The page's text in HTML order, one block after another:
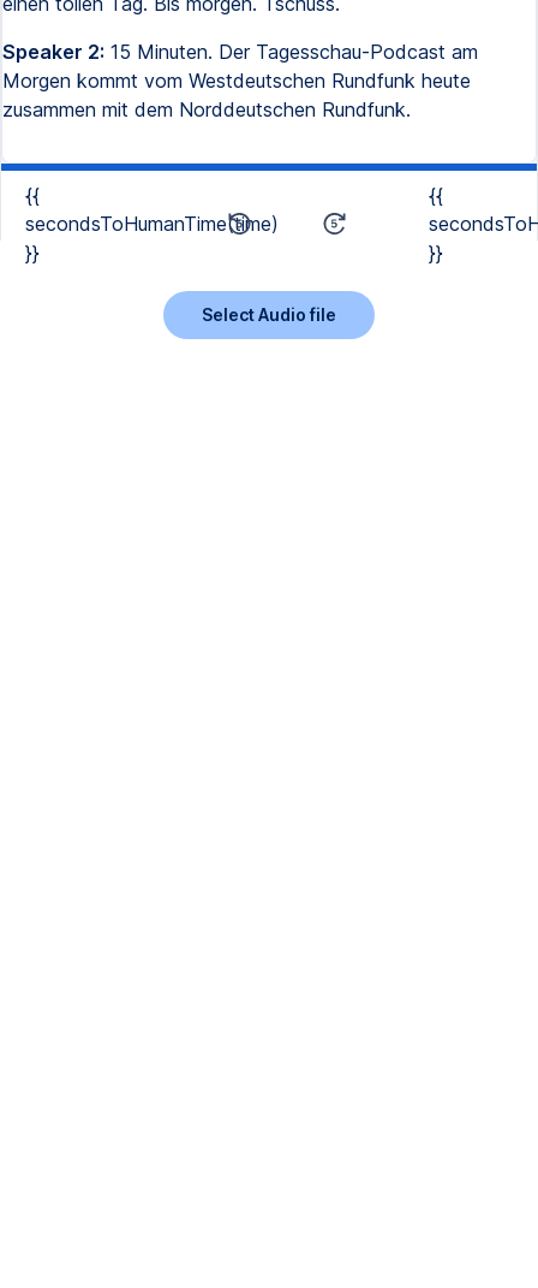
Speaker 2: 15 Minuten. Der Tagesschau-Podcast am
Morgen kommt vom Westdeutschen Rundfunk heute
zusammen mit dem Norddeutschen Rundfunk.
{{
secondsToHumanTime(time)
}}
{{
}}
Select Audio file